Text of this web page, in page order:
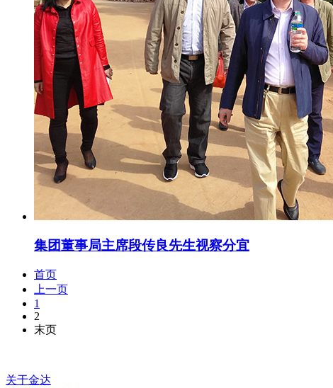
集团董事局主席段传良先生视察分宜
首页
上一页
1
2
末页
关于金达